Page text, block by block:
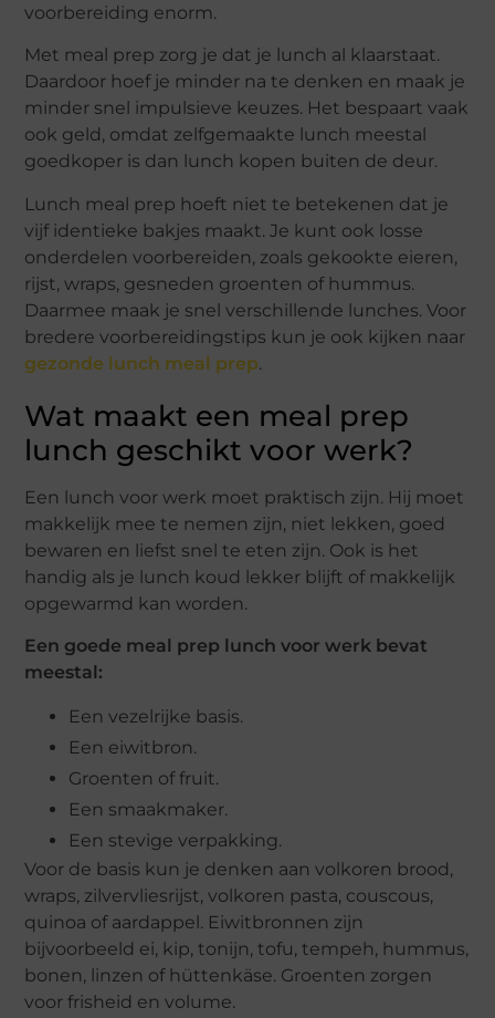
voorbereiding enorm.
Met meal prep zorg je dat je lunch al klaarstaat.
Daardoor hoef je minder na te denken en maak je
minder snel impulsieve keuzes. Het bespaart vaak
ook geld, omdat zelfgemaakte lunch meestal
goedkoper is dan lunch kopen buiten de deur.
Lunch meal prep hoeft niet te betekenen dat je
vijf identieke bakjes maakt. Je kunt ook losse
onderdelen voorbereiden, zoals gekookte eieren,
rijst, wraps, gesneden groenten of hummus.
Daarmee maak je snel verschillende lunches. Voor
bredere voorbereidingstips kun je ook kijken naar
gezonde lunch meal prep.
Wat maakt een meal prep
lunch geschikt voor werk?
Een lunch voor werk moet praktisch zijn. Hij moet
makkelijk mee te nemen zijn, niet lekken, goed
bewaren en liefst snel te eten zijn. Ook is het
handig als je lunch koud lekker blijft of makkelijk
opgewarmd kan worden.
Een goede meal prep lunch voor werk bevat
meestal:
Een vezelrijke basis.
Een eiwitbron.
Groenten of fruit.
Een smaakmaker.
Een stevige verpakking.
Voor de basis kun je denken aan volkoren brood,
wraps, zilvervliesrijst, volkoren pasta, couscous,
quinoa of aardappel. Eiwitbronnen zijn
bijvoorbeeld ei, kip, tonijn, tofu, tempeh, hummus,
bonen, linzen of hüttenkäse. Groenten zorgen
voor frisheid en volume.